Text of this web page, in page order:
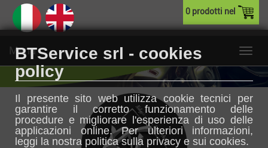
0 prodotti nel
Menu
BTService srl - cookies
policy
Il presente sito web utilizza cookie tecnici per
garantire il corretto funzionamento delle
procedure e migliorare l'esperienza di uso delle
applicazioni online. Per ulteriori informazioni,
leggi la nostra politica sulla privacy e sui cookies.